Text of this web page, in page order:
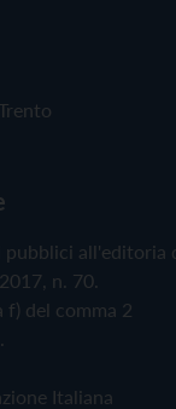
pubblici all'editoria
n. 70.
f) del comma 2
Italiana